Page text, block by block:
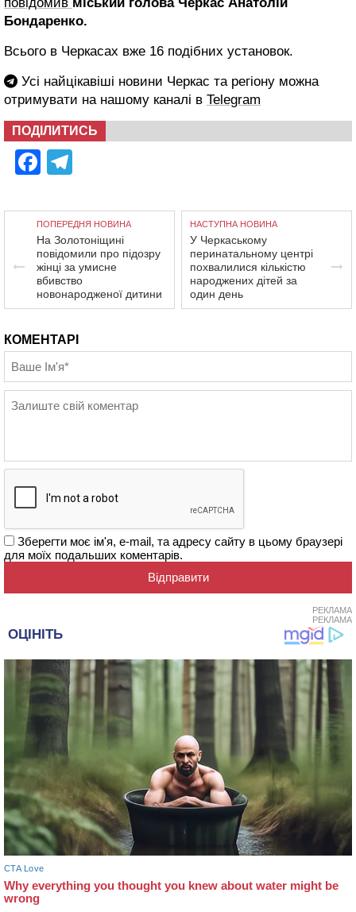
Бондаренко.
Всього в Черкасах вже 16 подібних установок.
Усі найцікавіші новини Черкас та регіону можна
отримувати на нашому каналі в Telegram
ПОДІЛИТИСЬ
Facebook
ПОПЕРЕДНЯ НОВИНА
На Золотоніщині
повідомили про підозру
жінці за умисне
вбивство
новонародженої дитини
НАСТУПНА НОВИНА
У Черкаському
перинатальному центрі
похвалилися кількістю
народжених дітей за
один день
КОМЕНТАРІ
Зберегти моє ім'я, e-mail, та адресу сайту в цьому браузері
для моїх подальших коментарів.
РЕКЛАМА
РЕКЛАМА